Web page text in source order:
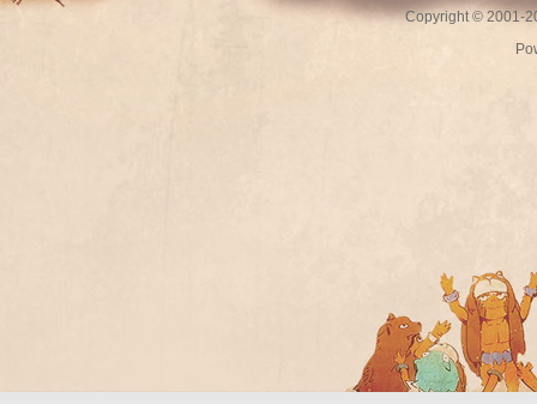
Copyright © 2001-